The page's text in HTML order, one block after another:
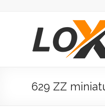
Loxsk
predaj
629 ZZ